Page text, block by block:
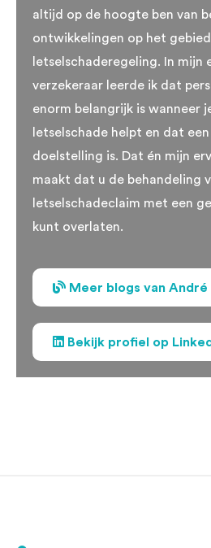
altijd op de hoogte ben van
ontwikkelingen op het
letselschaderegeling. In mijn
verzekeraar leerde ik dat
enorm belangrijk is wanneer
letselschade helpt en dat
doelstelling is. Dat én mijn
maakt dat u de behandeling
letselschadeclaim met een
kunt overlaten.
Meer blogs van
Bekijk profiel op